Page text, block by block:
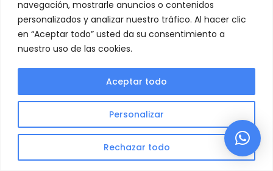
navegación, mostrarle anuncios o contenidos
personalizados y analizar nuestro tráfico. Al hacer clic
en “Aceptar todo” usted da su consentimiento a
nuestro uso de las cookies.
Personalizar
Rechazar todo
Aceptar todo
Política de privacidad
Aviso Legal
Política de Cookies
Copyright © 2026 | Urbina Asesores